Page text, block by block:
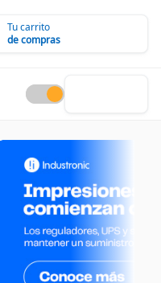
Tu carrito
de compras